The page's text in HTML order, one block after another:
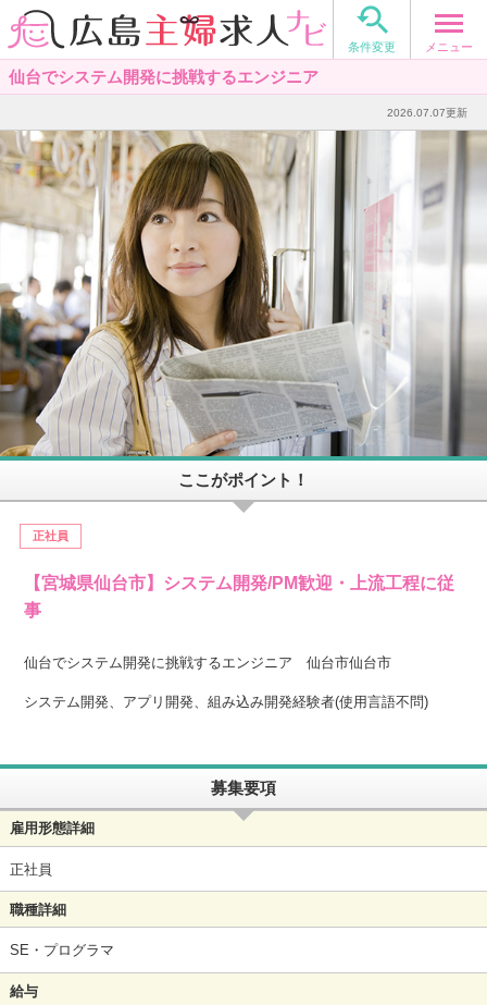

条件変更 メニュー
仙台でシステム開発に挑戦するエンジニア
2026.07.07更新
ここがポイント！
正社員
【宮城県仙台市】システム開発/PM歓迎・上流工程に従
事
仙台でシステム開発に挑戦するエンジニア 仙台市仙台市
システム開発、アプリ開発、組み込み開発経験者(使用言語不問)
募集要項
雇用形態詳細
正社員
職種詳細
SE・プログラマ
給与